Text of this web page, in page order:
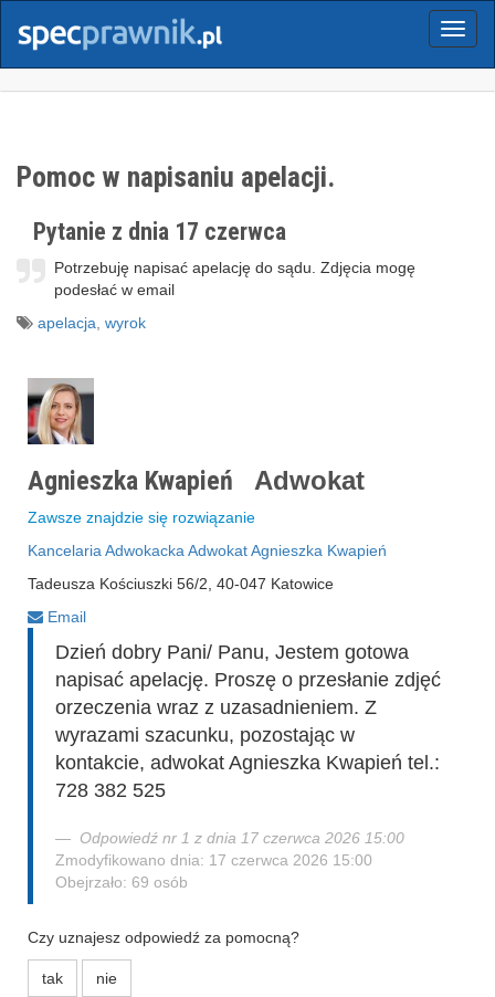
Menu
Pomoc w napisaniu apelacji.
Pytanie z dnia 17 czerwca
Potrzebuję napisać apelację do sądu. Zdjęcia mogę
podesłać w email
apelacja wyrok
Agnieszka Kwapień Adwokat
Zawsze znajdzie się rozwiązanie
Kancelaria Adwokacka Adwokat Agnieszka Kwapień
Tadeusza Kościuszki 56/2, 40-047 Katowice
Email
Dzień dobry Pani/ Panu, Jestem gotowa
napisać apelację. Proszę o przesłanie zdjęć
orzeczenia wraz z uzasadnieniem. Z
wyrazami szacunku, pozostając w
kontakcie, adwokat Agnieszka Kwapień tel.:
728 382 525
Odpowiedź nr 1 z dnia 17 czerwca 2026 15:00
Zmodyfikowano dnia: 17 czerwca 2026 15:00
Obejrzało: 69 osób
Czy uznajesz odpowiedź za pomocną?
tak nie